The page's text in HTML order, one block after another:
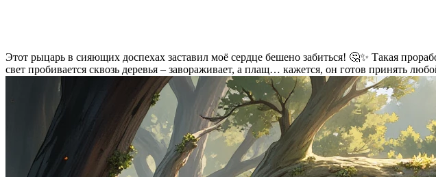
Этот рыцарь в сияющих доспехах заставил моё сердце бешено забиться! 🤔✨ Такая
свет пробивается сквозь деревья – завораживает, а плащ… кажется, он готов принять